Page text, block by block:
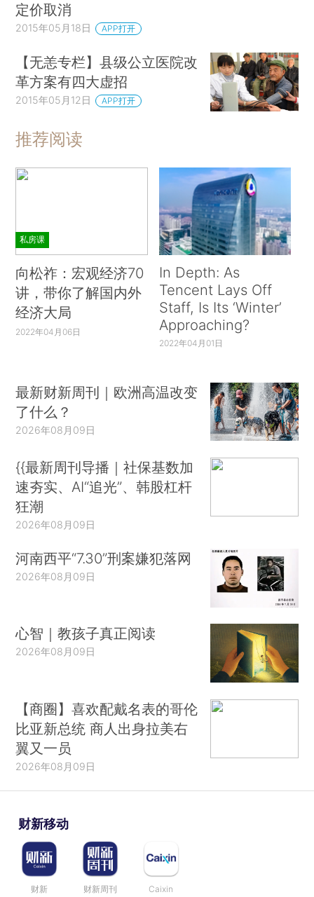
定价取消
2015年05月18日 APP打开
【无恙专栏】县级公立医院改
革方案有四大虚招
2015年05月12日 APP打开
推荐阅读
私房课
向松祚：宏观经济70
讲，带你了解国内外
经济大局
2022年04月06日
In Depth: As
Tencent Lays Off
Staff, Is Its ‘Winter’
Approaching?
2022年04月01日
最新财新周刊｜欧洲高温改变
了什么？
2026年08月09日
{{最新周刊导播｜社保基数加
速夯实、AI“追光”、韩股杠杆
狂潮
2026年08月09日
河南西平“7.30”刑案嫌犯落网
2026年08月09日
心智｜教孩子真正阅读
2026年08月09日
【商圈】喜欢配戴名表的哥伦
比亚新总统 商人出身拉美右
翼又一员
2026年08月09日
财新移动
财新 财新周刊 Caixin